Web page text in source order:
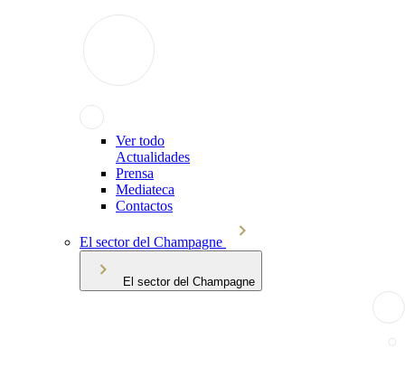
Ver todo
Actualidades
Prensa
Mediateca
Contactos
El sector del Champagne
El sector del Champagne